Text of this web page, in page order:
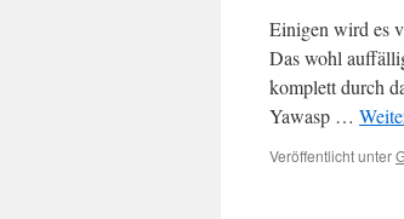
Einigen wird es
Das wohl
komplett durch
Yawasp …
Veröffentlicht unter